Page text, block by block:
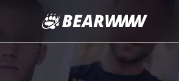
contenu